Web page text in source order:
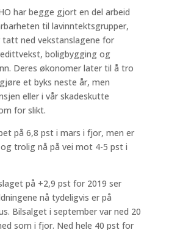
har begge gjort en del arbeid
til lavinntektsgrupper,
ned vekstanslagene for
boligbygging og
Deres økonomer later til å tro
et byks neste år, men
eller i vår skadeskutte
for slikt.
på 6,8 pst i mars i fjor, men er
trolig nå på vei mot 4-5 pst i
på +2,9 pst for 2019 ser
nå tydeligvis er på
Bilsalget i september var ned 20
som i fjor. Ned hele 40 pst for